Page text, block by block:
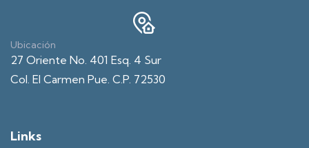
Ubicación
27 Oriente No. 401 Esq. 4 Sur
Col. El Carmen Pue. C.P. 72530
Links